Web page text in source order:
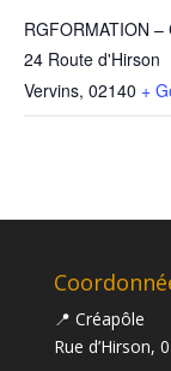
RGFORMATION –
24 Route d'Hirson
Vervins, 02140 +
📍 Créapôle
Rue d’Hirson,